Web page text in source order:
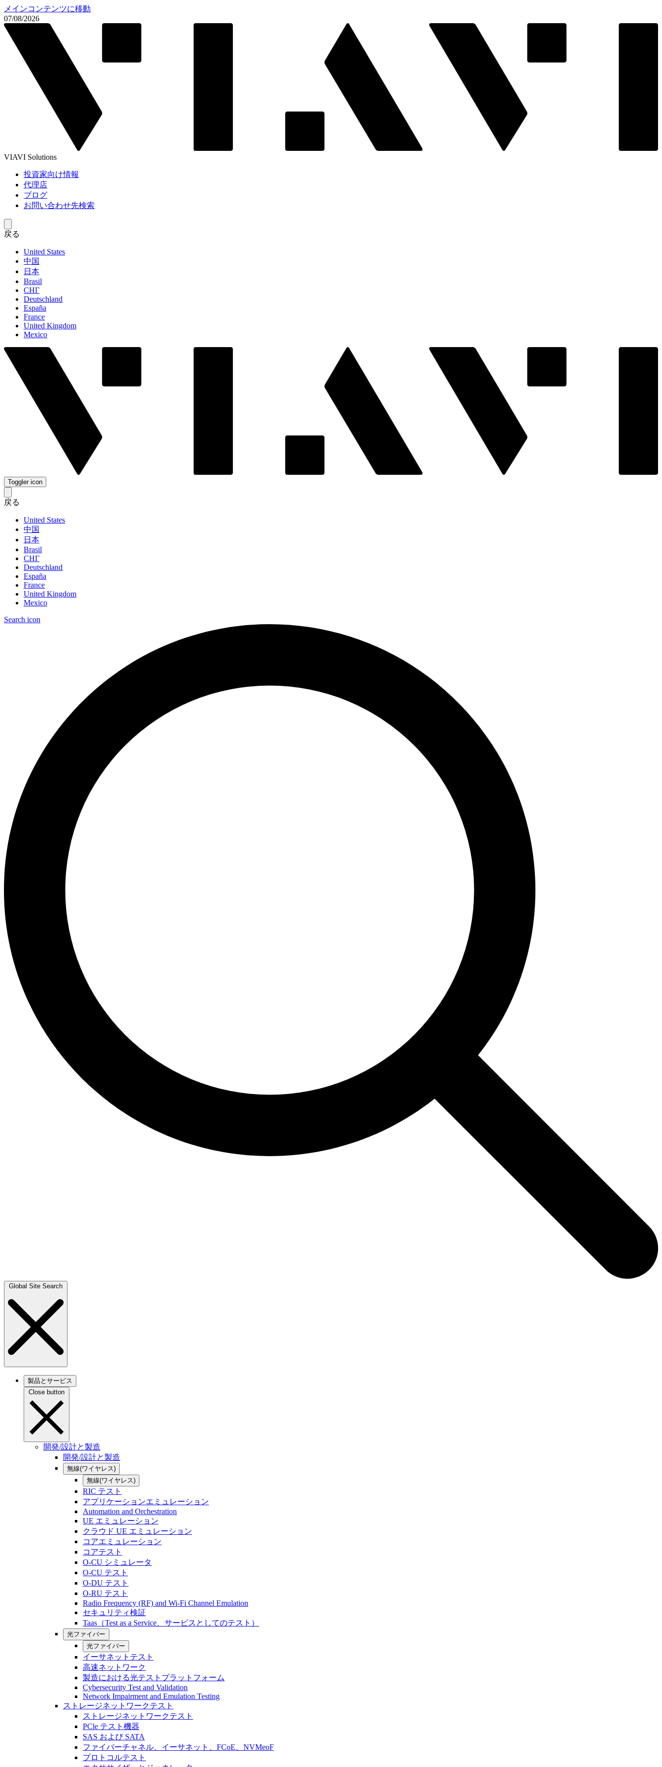
メインコンテンツに移動
07/08/2026
VIAVI Solutions
投資家向け情報
代理店
ブログ
お問い合わせ先検索
戻る
United States
中国
日本
Brasil
СНГ
Deutschland
España
France
United Kingdom
Mexico
Toggler icon
戻る
United States
中国
日本
Brasil
СНГ
Deutschland
España
France
United Kingdom
Mexico
Search icon
Global Site Search
製品とサービス
Close button
開発/設計と製造
開発/設計と製造
無線(ワイヤレス)
無線(ワイヤレス)
RIC テスト
アプリケーションエミュレーション
Automation and Orchestration
UE エミュレーション
クラウド UE エミュレーション
コアエミュレーション
コアテスト
O-CU シミュレータ
O-CU テスト
O-DU テスト
O-RU テスト
Radio Frequency (RF) and Wi-Fi Channel Emulation
セキュリティ検証
Taas（Test as a Service、サービスとしてのテスト）
光ファイバー
光ファイバー
イーサネットテスト
高速ネットワーク
製造における光テストプラットフォーム
Cybersecurity Test and Validation
Network Impairment and Emulation Testing
ストレージネットワークテスト
ストレージネットワークテスト
PCle テスト機器
SAS および SATA
ファイバーチャネル、イーサネット、FCoE、NVMeoF
プロトコルテスト